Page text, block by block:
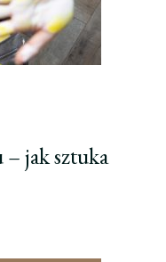
jak sztuka